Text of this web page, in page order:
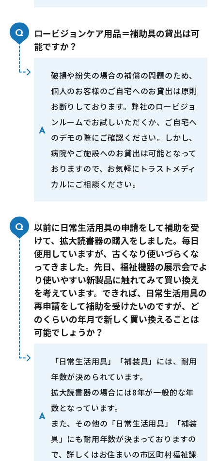
ロービジョンケア用品＝補助具の貸出は可
能ですか？
破損や紛失の場合の補償の問題のため、
個人のお客様のご自宅へのお貸出は原則
お断りしております。弊社のロービジョ
ンルームでお試しいただくか、ご自宅へ
のデモの際にご確認ください。しかし、
病院やご施設へのお貸出は可能となって
おりますので、お気軽にトラストメディ
カルにご相談ください。
以前に日常生活用具の申請をして補助を受
けて、拡大読書器の購入をしました。毎日
使用していますが、古くなり使いづらくな
ってきました。先日、福祉機器の展示会でよ
り使いやすい新製品に触れてみて買い換え
を考えています。できれば、日常生活用具の
再申請をして補助を受けたいのですが、ど
のくらいの年月で新しく買い換えることは
可能でしょうか？
「日常生活用具」「補装具」には、耐用
年数が決められています。
拡大読書器の場合には8年が一般的な年
数となっています。
また、その他の「日常生活用具」「補装
具」にも耐用年数が決まっておりますの
で、詳しくはお住まいの市区町村福祉課